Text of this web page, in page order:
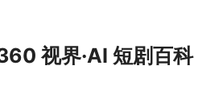
视界·AI 短剧百科